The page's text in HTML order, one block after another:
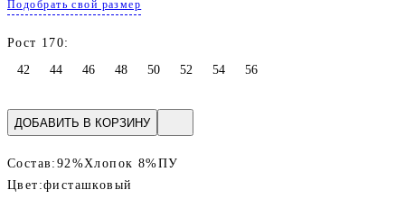
Подобрать свой размер
Рост 170:
42
44 46 48 50 52 54 56
ДОБАВИТЬ В КОРЗИНУ
Состав: 92%Хлопок 8%ПУ
Цвет:фисташковый